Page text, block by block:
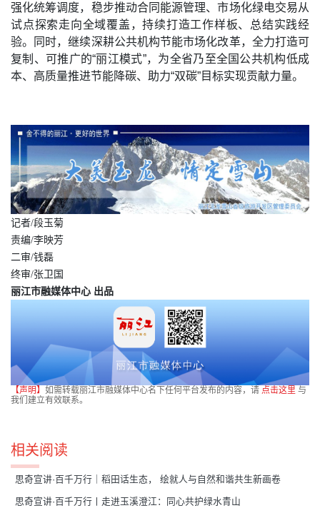
强化统筹调度，稳步推动合同能源管理、市场化绿电交易从
试点探索走向全域覆盖，持续打造工作样板、总结实践经
验。同时，继续深耕公共机构节能市场化改革，全力打造可
复制、可推广的“丽江模式”，为全省乃至全国公共机构低成
本、高质量推进节能降碳、助力“双碳”目标实现贡献力量。
记者/段玉菊
责编/李映芳
二审/钱磊
终审/张卫国
丽江市融媒体中心 出品
【声明】 如需转载丽江市融媒体中心名下任何平台发布的内容，请 点击这里 与
我们建立有效联系。
相关阅读
思奇宣讲·百千万行｜稻田话生态， 绘就人与自然和谐共生新画卷
思奇宣讲·百千万行丨走进玉溪澄江：同心共护绿水青山